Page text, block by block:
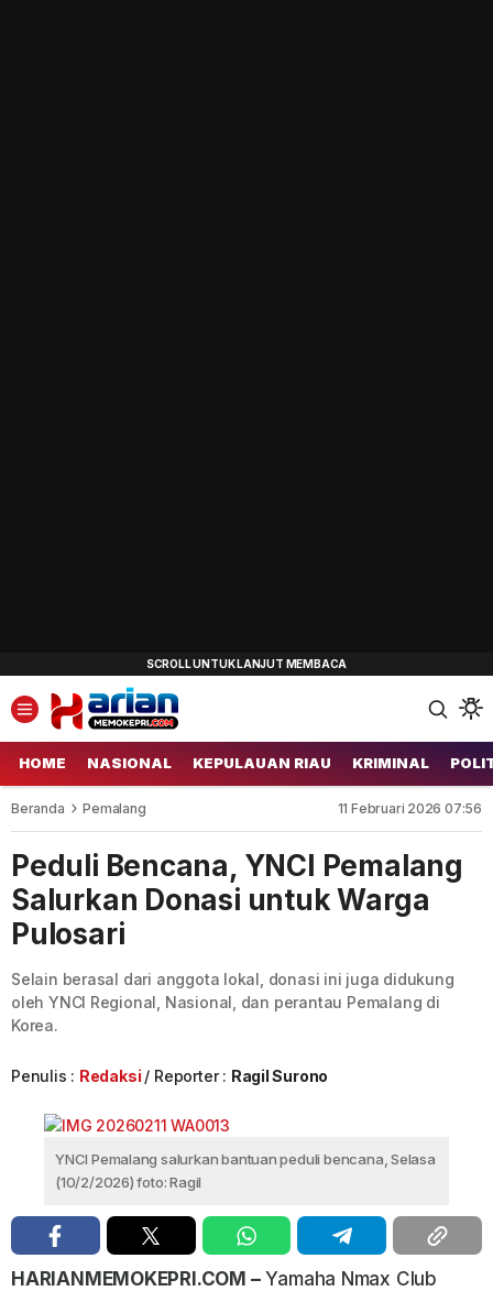
HOME NASIONAL KEPULAUAN RIAU KRIMINAL
Beranda Pemalang 11 Februari 2026 07:56
Peduli Bencana, YNCI Pemalang
Salurkan Donasi untuk Warga
Pulosari
Selain berasal dari anggota lokal, donasi ini juga didukung
oleh YNCI Regional, Nasional, dan perantau Pemalang di
Korea.
Penulis : Redaksi Reporter : Ragil Surono
YNCI Pemalang salurkan bantuan peduli bencana, Selasa
(10/2/2026) foto: Ragil
HARIANMEMOKEPRI.COM –Yamaha Nmax Club